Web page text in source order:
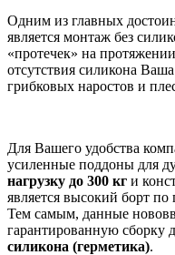
Одним из главных
является монтаж без
«протечек» на
отсутствия силикона
грибковых наростов и
Для Вашего удобства
усиленные поддоны для
нагрузку до 300 кг и
является высокий борт
Тем самым, данные
гарантированную сборку
силикона (герметика).